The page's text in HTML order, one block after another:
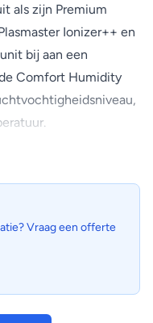
als zijn Premium
Ionizer++ en
bij aan een
Comfort Humidity
Invertertechnologie
met
via
Vraag een offerte